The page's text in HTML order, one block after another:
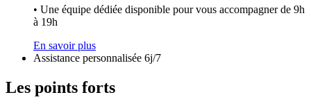
• Une équipe dédiée disponible pour vous accompagner de 9h
à 19h
En savoir plus
Assistance personnalisée 6j/7
Les points forts